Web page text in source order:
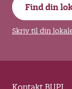
Find din
Skriv til din
Kontakt BUPL